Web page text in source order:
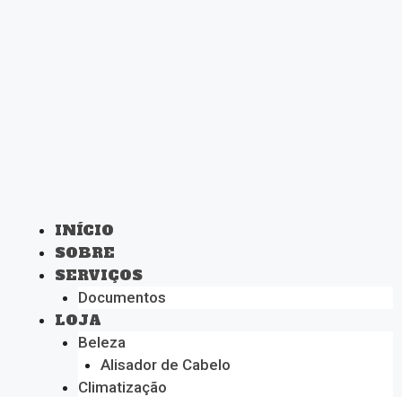
INÍCIO
SOBRE
SERVIÇOS
Documentos
LOJA
Beleza
Alisador de Cabelo
Climatização